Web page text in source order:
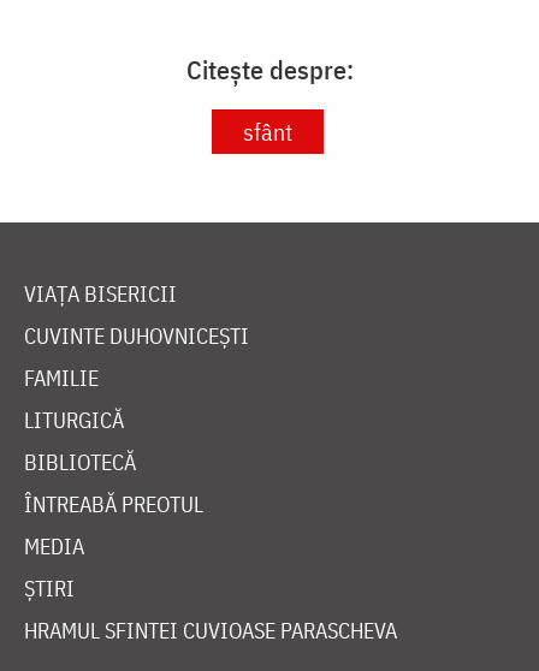
Citește despre:
sfânt
VIAȚA BISERICII
CUVINTE DUHOVNICEȘTI
FAMILIE
LITURGICĂ
BIBLIOTECĂ
ÎNTREABĂ PREOTUL
MEDIA
ȘTIRI
HRAMUL SFINTEI CUVIOASE PARASCHEVA